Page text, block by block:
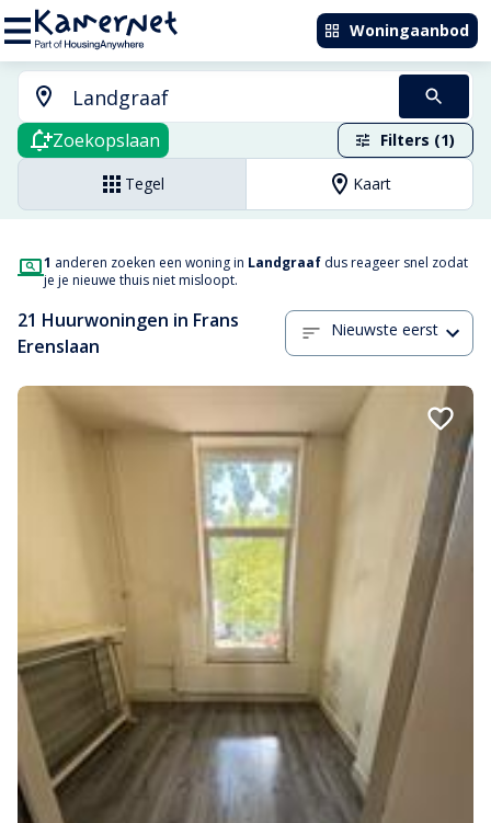
Woningaanbod
Zoekopslaan Filters (1)
Tegel Kaart
1 anderen zoeken een woning in Landgraaf dus reageer snel zodat
je je nieuwe thuis niet misloopt.
21 Huurwoningen in Frans
Erenslaan
Nieuwste eerst